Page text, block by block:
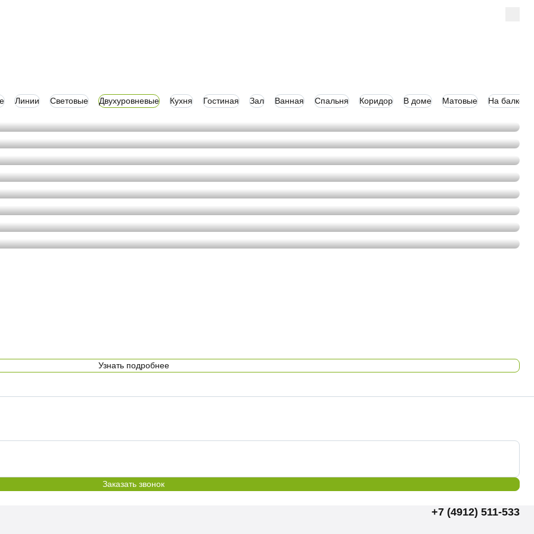
Линии Световые Двухуровневые Кухня Гостиная Зал Ванная Спальня Коридор В доме Матовые На балконе
Узнать подробнее
+7 (4912) 511-533